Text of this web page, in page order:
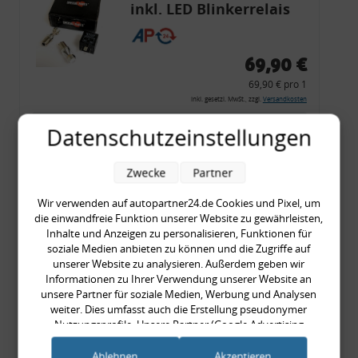
inkl. LED Blinkerrelais
CF 14
69,90 €
69,90 € pro 1
inkl. gesetzl. MwSt., zzgl. Versandkosten
Merkzettel
Rückleuchtenband mit
Blinker, rot, US-Ecken,
Audi 80 Cabrio, Typ 89,
OE-Nr.: 8G0945225 +
8G0945225C
999,99 €
999,99 € pro 1
Datenschutzeinstellungen
Wir verwenden auf autopartner24.de Cookies und Pixel, um
die einwandfreie Funktion unserer Website zu gewährleisten,
Inhalte und Anzeigen zu personalisieren, Funktionen für
soziale Medien anbieten zu können und die Zugriffe auf
unserer Website zu analysieren. Außerdem geben wir
Informationen zu Ihrer Verwendung unserer Website an
unsere Partner für soziale Medien, Werbung und Analysen
weiter. Dies umfasst auch die Erstellung pseudonymer
Nutzungsprofile. Unsere Partner (Google Advertising
Products) führen diese Informationen möglicherweise mit
weiteren Daten zusammen, die Sie ihnen bereitgestellt haben
Zwecke Partner